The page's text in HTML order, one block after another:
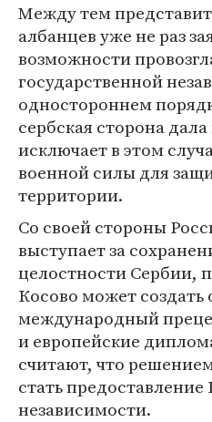
Между тем
албанцев уже не раз
возможности
государственной
одностороннем
сербская сторона
исключает в этом
военной силы для
территории.
Со своей стороны
выступает за
целостности Сербии,
Косово может
международный
и европейские
считают, что
стать
независимости.